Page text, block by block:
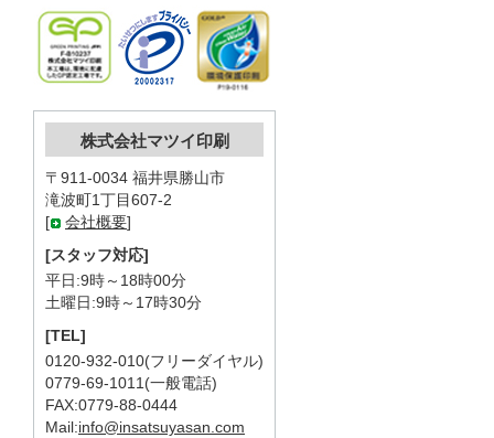
株式会社マツイ印刷
〒911-0034 福井県勝山市
滝波町1丁目607-2
[
会社概要]
[スタッフ対応]
平日:9時～18時00分
土曜日:9時～17時30分
[TEL]
0120-932-010(フリーダイヤル)
0779-69-1011(一般電話)
FAX:0779-88-0444
Mail:info@insatsuyasan.com